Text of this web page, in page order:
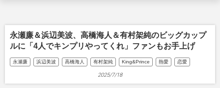
永瀬廉＆浜辺美波、高橋海人＆有村架純のビッグカップ
ルに「4人でキンプリやってくれ」ファンもお手上げ
永瀬廉 浜辺美波 高橋海人 有村架純 King&Prince 熱愛 恋愛
2025/7/18